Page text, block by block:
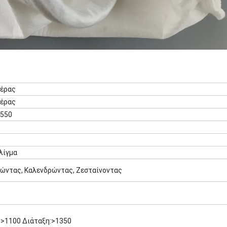
Καλενδρώντας, Ζεσταίνοντας
Διάταξη:>1350